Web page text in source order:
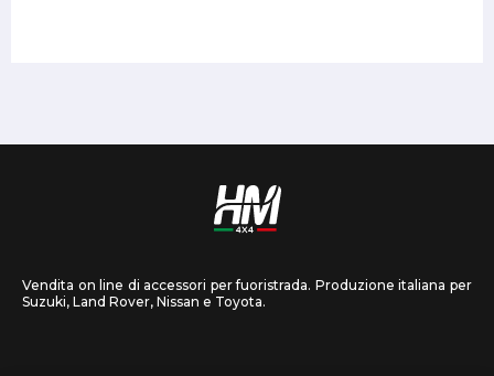
Vendita on line di accessori per fuoristrada. Produzione italiana per
Suzuki, Land Rover, Nissan e Toyota.